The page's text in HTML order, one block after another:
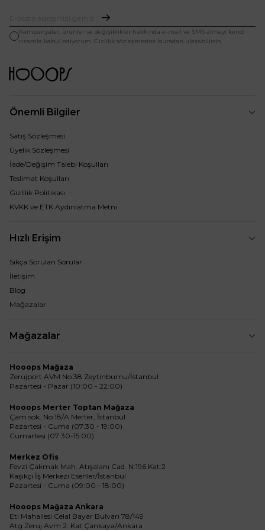
Kampanyalar, ürünler ve değişiklikler hakkında e-mail ve SMS almayı kendi
rızamla kabul ediyorum. Gizlilik sözleşmesine buradan ulaşabilirsin.
Önemli Bilgiler
Satış Sözleşmesi
Üyelik Sözleşmesi
İade/Değişim Talebi Koşulları
Teslimat Koşulları
Gizlilik Politikası
KVKK ve ETK Aydınlatma Metni
Hızlı Erişim
Sıkça Sorulan Sorular
İletişim
Blog
Mağazalar
Mağazalar
Hooops Mağaza
Zerujport AVM No:38 Zeytinburnu/İstanbul
Pazartesi - Pazar (10:00 - 22:00)
Hooops Merter Toptan Mağaza
Çam sok. No:18/A Merter, İstanbul
Pazartesi - Cuma (07:30 - 19:00)
Cumartesi (07:30-15:00)
Merkez Ofis
Fevzi Çakmak Mah. Atışalanı Cad. N:196 Kat:2
Kaşıkçı İş Merkezi Esenler/İstanbul
Pazartesi - Cuma (09:00 - 18:00)
Hooops Mağaza Ankara
Eti Mahallesi Celal Bayar Bulvarı 78/149
Atg Zeruj Avm 2. Kat Çankaya/Ankara